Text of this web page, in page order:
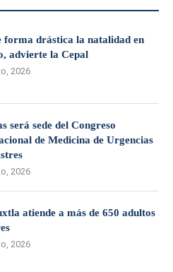
forma drástica la natalidad en
advierte la Cepal
2026
será sede del Congreso
de Medicina de Urgencias
2026
atiende a más de 650 adultos
2026